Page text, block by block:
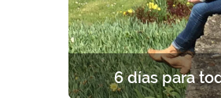
6 días para